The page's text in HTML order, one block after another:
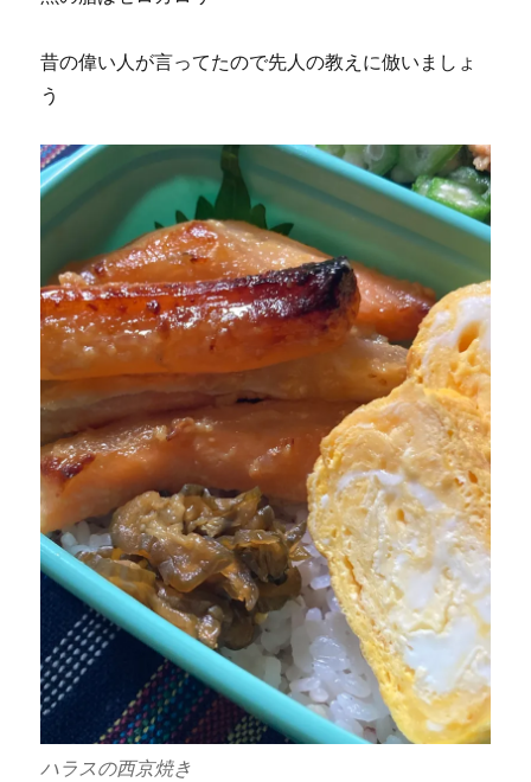
昔の偉い人が言ってたので先人の教えに倣いましょ
う
ハラスの西京焼き